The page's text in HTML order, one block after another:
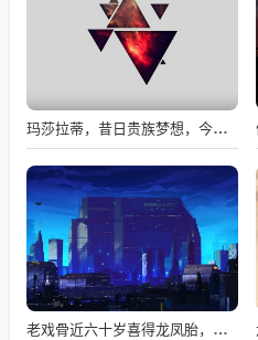
玛莎拉蒂，昔日贵族梦想，今日价格亲民触手可及
老戏骨近六十岁喜得龙凤胎，被误认作爷爷背后的故事揭秘